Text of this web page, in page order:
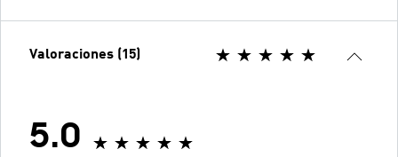
Valoraciones (15)
5.0